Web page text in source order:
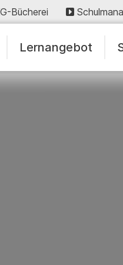
Bücherei
Lernangebot